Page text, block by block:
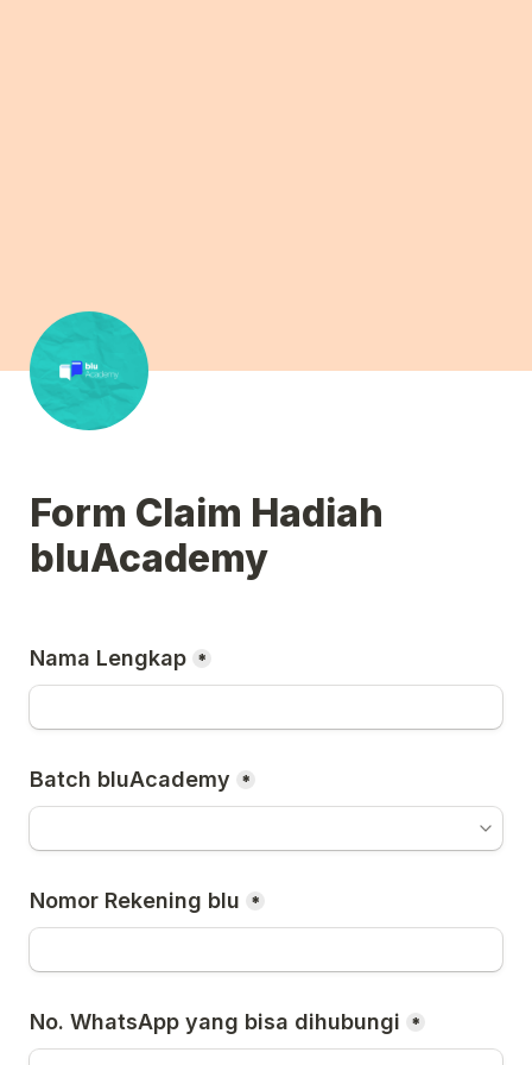
Form Claim Hadiah
bluAcademy
Nama Lengkap *
Batch bluAcademy *
Nomor Rekening blu *
No. WhatsApp yang bisa dihubungi *